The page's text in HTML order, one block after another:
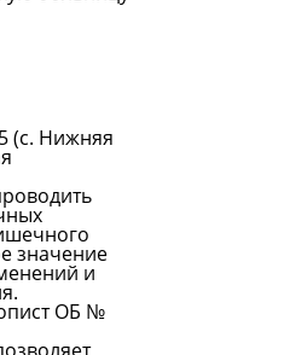
(с. Нижняя
значение
и
ОБ №